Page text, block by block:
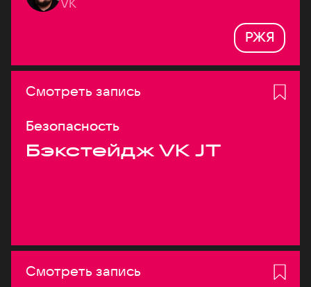
РЖЯ
Смотреть запись
Безопасность
Бэкстейдж VK JT
Смотреть запись